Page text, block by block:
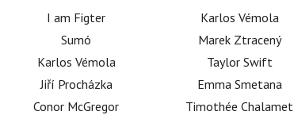
I am Figter
Sumó
Karlos Vémola
Jiří Procházka
Conor McGregor
Karlos Vémola
Marek Ztracený
Taylor Swift
Emma Smetana
Timothée Chalamet